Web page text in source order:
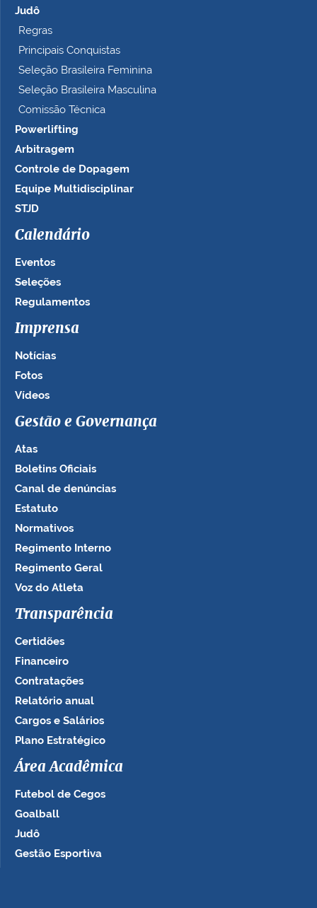
Judô
Regras
Principais Conquistas
Seleção Brasileira Feminina
Seleção Brasileira Masculina
Comissão Técnica
Powerlifting
Arbitragem
Controle de Dopagem
Equipe Multidisciplinar
STJD
Calendário
Eventos
Seleções
Regulamentos
Imprensa
Notícias
Fotos
Vídeos
Gestão e Governança
Atas
Boletins Oficiais
Canal de denúncias
Estatuto
Normativos
Regimento Interno
Regimento Geral
Voz do Atleta
Transparência
Certidões
Financeiro
Contratações
Relatório anual
Cargos e Salários
Plano Estratégico
Área Acadêmica
Futebol de Cegos
Goalball
Judô
Gestão Esportiva